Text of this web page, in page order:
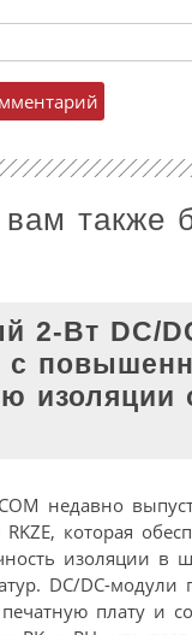
также
2-Вт DC/
с
изоляции
недавно
которая
изоляции в
DC/DC-модули
плату и